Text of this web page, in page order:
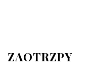
ZAOTRZPY